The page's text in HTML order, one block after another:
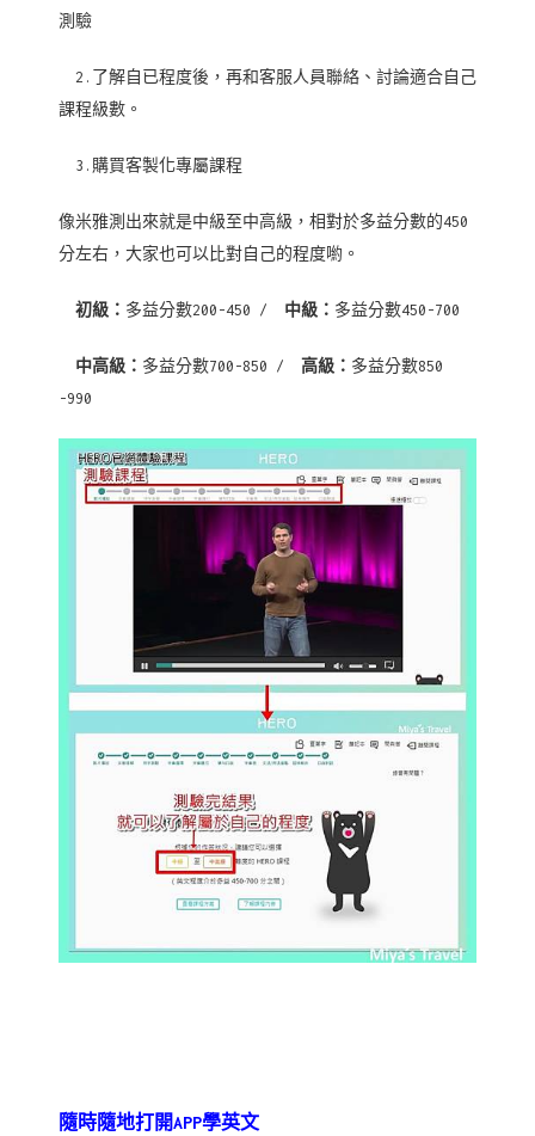
測驗
2.了解自已程度後，再和客服人員聯絡、討論適合自己
課程級數。
3.購買客製化專屬課程
像米雅測出來就是中級至中高級，相對於多益分數的450
分左右，大家也可以比對自己的程度喲。
初級： 多益分數200-450 / 中級： 多益分數450-700
中高級： 多益分數700-850 / 高級： 多益分數850
-990
隨時隨地打開APP學英文